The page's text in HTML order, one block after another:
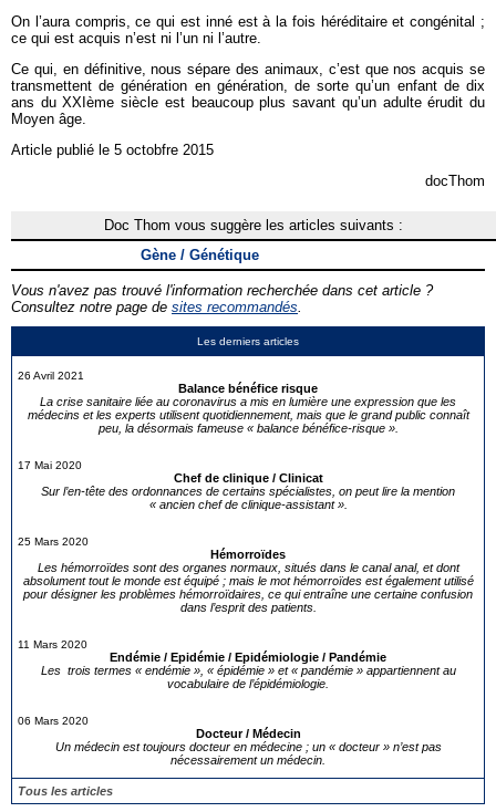
Les derniers articles
26 Avril 2021
Balance bénéfice risque
La crise sanitaire liée au coronavirus a mis en lumière une expression que les
médecins et les experts utilisent quotidiennement, mais que le grand public connaît
peu, la désormais fameuse « balance bénéfice-risque ».
17 Mai 2020
Chef de clinique / Clinicat
Sur l’en-tête des ordonnances de certains spécialistes, on peut lire la mention
« ancien chef de clinique-assistant ».
25 Mars 2020
Hémorroïdes
Les hémorroïdes sont des organes normaux, situés dans le canal anal, et dont
absolument tout le monde est équipé ; mais le mot hémorroïdes est également utilisé
pour désigner les problèmes hémorroïdaires, ce qui entraîne une certaine confusion
dans l’esprit des patients.
11 Mars 2020
Endémie / Epidémie / Epidémiologie / Pandémie
Les trois termes « endémie », « épidémie » et « pandémie » appartiennent au
vocabulaire de l’épidémiologie.
06 Mars 2020
Docteur / Médecin
Un médecin est toujours docteur en médecine ; un « docteur » n’est pas
nécessairement un médecin.
Tous les articles
On l’aura compris, ce qui est inné est à la fois héréditaire et congénital ;
ce qui est acquis n’est ni l’un ni l’autre.
Ce qui, en définitive, nous sépare des animaux, c’est que nos acquis se
transmettent de génération en génération, de sorte qu’un enfant de dix
ans du XXIème siècle est beaucoup plus savant qu’un adulte érudit du
Moyen âge.
Article publié le 5 octobfre 2015
docThom
Doc Thom vous suggère les articles suivants :
Gène / Génétique
Vous n'avez pas trouvé l'information recherchée dans cet article ?
Consultez notre page de sites recommandés